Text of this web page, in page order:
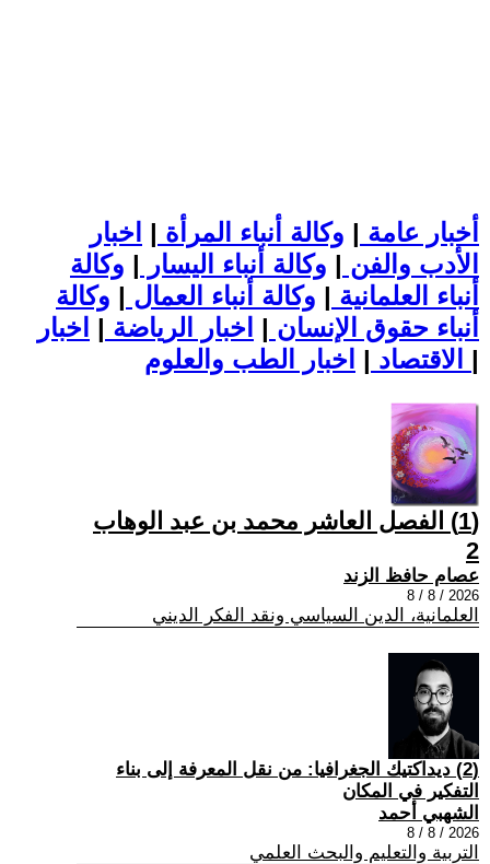
أخبار عامة | وكالة أنباء المرأة | اخبار
الأدب والفن | وكالة أنباء اليسار | وكالة
أنباء العلمانية | وكالة أنباء العمال | وكالة
أنباء حقوق الإنسان | اخبار الرياضة | اخبار
الاقتصاد | |
(1) الفصل العاشر محمد بن عبد الوهاب
2
عصام حافظ الزند
2026 / 8 / 8
العلمانية، الدين السياسي ونقد الفكر الديني
(2) ديداكتيك الجغرافيا: من نقل المعرفة إلى بناء
التفكير في المكان
الشهبي أحمد
2026 / 8 / 8
التربية والتعليم والبحث العلمي